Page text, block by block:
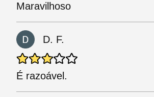
Maravilhoso
D. F.
É razoável.